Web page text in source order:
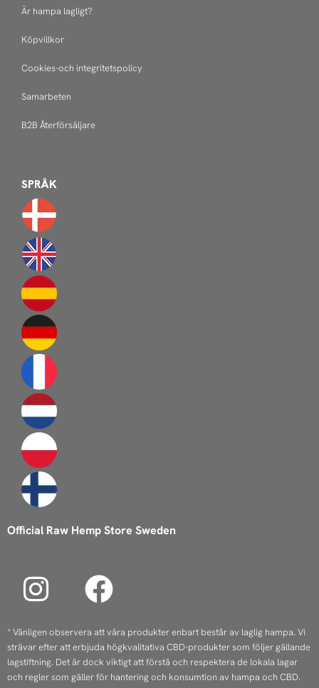
Är hampa lagligt?
Köpvillkor
Cookies-och integritetspolicy
Samarbeten
B2B Återförsäljare
SPRÅK
Official Raw Hemp Store Sweden
I
n
s
t
F
a
c
e
* Vänligen observera att våra produkter enbart består av laglig hampa. Vi
strävar efter att erbjuda högkvalitativa CBD-produkter som följer gällande
lagstiftning. Det är dock viktigt att förstå och respektera de lokala lagar
och regler som gäller för hantering och konsumtion av hampa och CBD.